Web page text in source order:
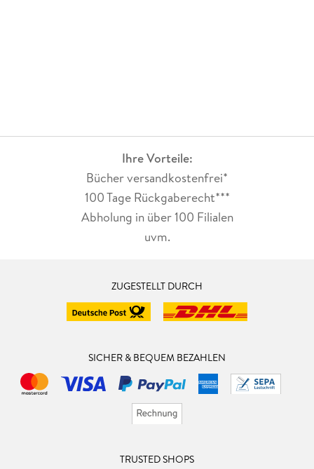
Ihre Vorteile:
Bücher versandkostenfrei*
100 Tage Rückgaberecht***
Abholung in über 100 Filialen
uvm.
ZUGESTELLT DURCH
SICHER & BEQUEM BEZAHLEN
TRUSTED SHOPS